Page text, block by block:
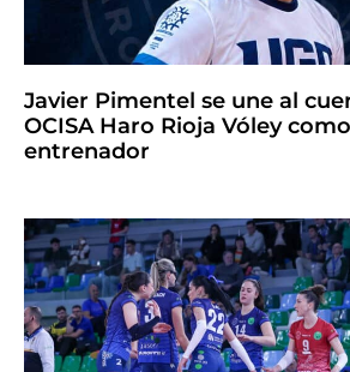
Javier Pimentel se une al
OCISA Haro Rioja Vóley
entrenador